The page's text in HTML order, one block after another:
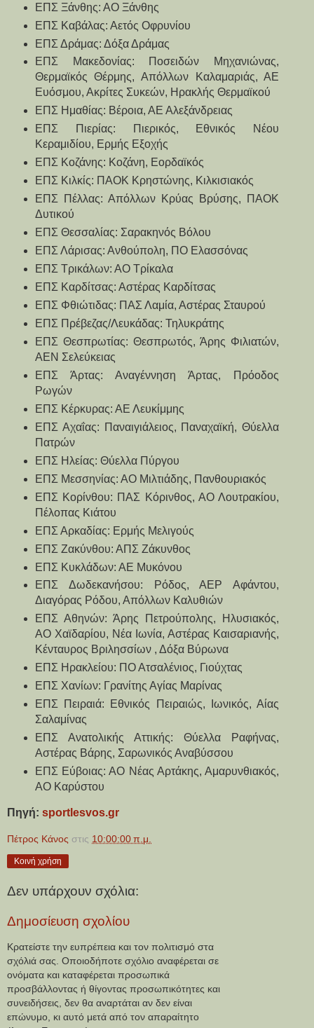
ΕΠΣ Ξάνθης: ΑΟ Ξάνθης
ΕΠΣ Καβάλας: Αετός Οφρυνίου
ΕΠΣ Δράμας: Δόξα Δράμας
ΕΠΣ Μακεδονίας: Ποσειδών Μηχανιώνας,
Θερμαϊκός Θέρμης, Απόλλων Καλαμαριάς, ΑΕ
Ευόσμου, Ακρίτες Συκεών, Ηρακλής Θερμαϊκού
ΕΠΣ Ημαθίας: Βέροια, ΑΕ Αλεξάνδρειας
ΕΠΣ Πιερίας: Πιερικός, Εθνικός Νέου
Κεραμιδίου, Ερμής Εξοχής
ΕΠΣ Κοζάνης: Κοζάνη, Εορδαϊκός
ΕΠΣ Κιλκίς: ΠΑΟΚ Κρηστώνης, Κιλκισιακός
ΕΠΣ Πέλλας: Απόλλων Κρύας Βρύσης, ΠΑΟΚ
Δυτικού
ΕΠΣ Θεσσαλίας: Σαρακηνός Βόλου
ΕΠΣ Λάρισας: Ανθούπολη, ΠΟ Ελασσόνας
ΕΠΣ Τρικάλων: ΑΟ Τρίκαλα
ΕΠΣ Καρδίτσας: Αστέρας Καρδίτσας
ΕΠΣ Φθιώτιδας: ΠΑΣ Λαμία, Αστέρας Σταυρού
ΕΠΣ Πρέβεζας/Λευκάδας: Τηλυκράτης
ΕΠΣ Θεσπρωτίας: Θεσπρωτός, Άρης Φιλιατών,
ΑΕΝ Σελεύκειας
ΕΠΣ Άρτας: Αναγέννηση Άρτας, Πρόοδος
Ρωγών
ΕΠΣ Κέρκυρας: ΑΕ Λευκίμμης
ΕΠΣ Αχαΐας: Παναιγιάλειος, Παναχαϊκή, Θύελλα
Πατρών
ΕΠΣ Ηλείας: Θύελλα Πύργου
ΕΠΣ Μεσσηνίας: ΑΟ Μιλτιάδης, Πανθουριακός
ΕΠΣ Κορίνθου: ΠΑΣ Κόρινθος, ΑΟ Λουτρακίου,
Πέλοπας Κιάτου
ΕΠΣ Αρκαδίας: Ερμής Μελιγούς
ΕΠΣ Ζακύνθου: ΑΠΣ Ζάκυνθος
ΕΠΣ Κυκλάδων: ΑΕ Μυκόνου
ΕΠΣ Δωδεκανήσου: Ρόδος, ΑΕΡ Αφάντου,
Διαγόρας Ρόδου, Απόλλων Καλυθιών
ΕΠΣ Αθηνών: Άρης Πετρούπολης, Ηλυσιακός,
ΑΟ Χαϊδαρίου, Νέα Ιωνία, Αστέρας Καισαριανής,
Κένταυρος Βριλησσίων , Δόξα Βύρωνα
ΕΠΣ Ηρακλείου: ΠΟ Ατσαλένιος, Γιούχτας
ΕΠΣ Χανίων: Γρανίτης Αγίας Μαρίνας
ΕΠΣ Πειραιά: Εθνικός Πειραιώς, Ιωνικός, Αίας
Σαλαμίνας
ΕΠΣ Ανατολικής Αττικής: Θύελλα Ραφήνας,
Αστέρας Βάρης, Σαρωνικός Αναβύσσου
ΕΠΣ Εύβοιας: ΑΟ Νέας Αρτάκης, Αμαρυνθιακός,
ΑΟ Καρύστου
Πηγή: sportlesvos.gr
Πέτρος Κάνος στις 10:00:00 π.μ.
Κοινή χρήση
Δεν υπάρχουν σχόλια:
Δημοσίευση σχολίου
Κρατείστε την ευπρέπεια και τον πολιτισμό στα
σχόλιά σας. Οποιοδήποτε σχόλιο αναφέρεται σε
ονόματα και καταφέρεται προσωπικά
προσβάλλοντας ή θίγοντας προσωπικότητες και
συνειδήσεις, δεν θα αναρτάται αν δεν είναι
επώνυμο, κι αυτό μετά από τον απαραίτητο